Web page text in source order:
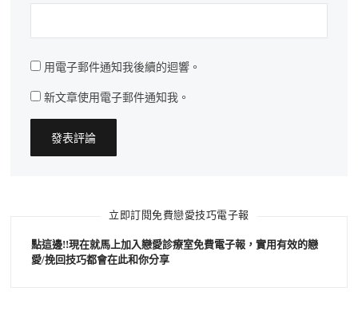
用電子郵件通知我後續的迴響。
新文章使用電子郵件通知我。
立即訂閱免費戀愛技巧電子報
點這邊!!現在就馬上加入戀愛診療室免費電子報，實用有效的戀
愛/挽回技巧都會在此和你分享